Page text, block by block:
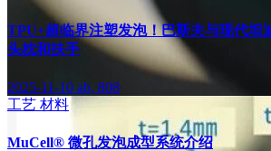
TPU+超临界注塑发泡！巴斯夫与现代坦
头枕和扶手
2025-11-10 ab, 808
工艺 材料
MuCell® 微孔发泡成型系统介绍